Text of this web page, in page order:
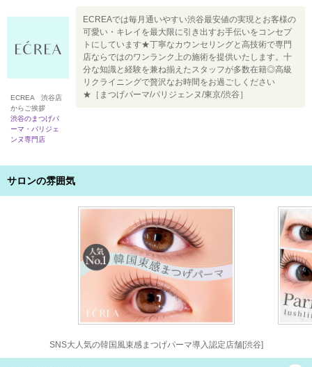
ECREA 渋谷店
からご挨拶
渋谷のまつげパ
ーマ・パリジェ
ンヌ専門店
ECREAでは毎月通いやすい渋谷最安値の実現とお客様の
可愛い・キレイを最大限に引き出すお手伝いをコンセプ
トにしています★丁寧なカウンセリングと高技術で専門
店ならではのワンランク上の施術を提供いたします。十
分な知識と経験を兼ね揃えたスタッフが多数在籍◎高級
リクライニングで贅沢なお時間をお過ごしください
★［まつげパーマ/パリジェンヌ/東京/渋谷］
サロンの雰囲気
SNS大人気の韓国風束感まつげパーマ導入認定店舗[渋谷]